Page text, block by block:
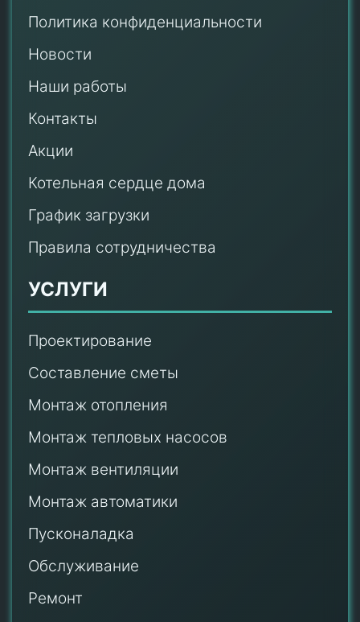
Политика конфиденциальности
Новости
Наши работы
Контакты
Акции
Котельная сердце дома
График загрузки
Правила сотрудничества
УСЛУГИ
Проектирование
Составление сметы
Монтаж отопления
Монтаж тепловых насосов
Монтаж вентиляции
Монтаж автоматики
Пусконаладка
Обслуживание
Ремонт